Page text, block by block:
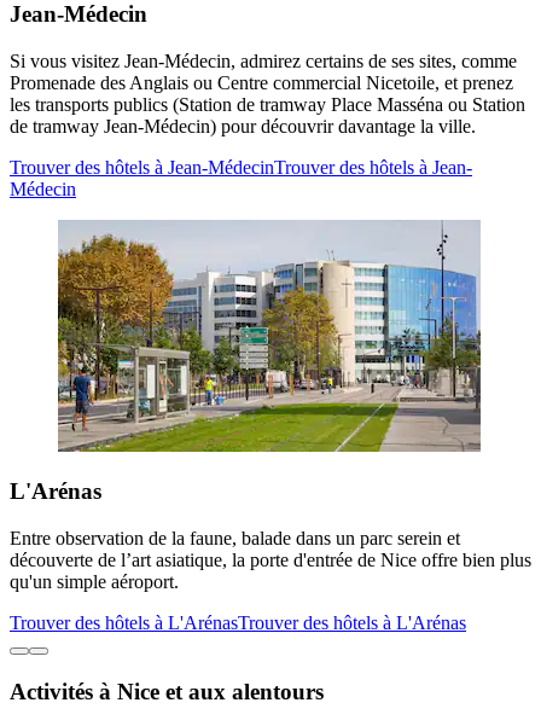
Jean-Médecin
Si vous visitez Jean-Médecin, admirez certains de ses sites, comme
Promenade des Anglais ou Centre commercial Nicetoile, et prenez
les transports publics (Station de tramway Place Masséna ou Station
de tramway Jean-Médecin) pour découvrir davantage la ville.
Trouver des hôtels à Jean-MédecinTrouver des hôtels à Jean-
Médecin
L'Arénas
Entre observation de la faune, balade dans un parc serein et
découverte de l’art asiatique, la porte d'entrée de Nice offre bien plus
qu'un simple aéroport.
Trouver des hôtels à L'ArénasTrouver des hôtels à L'Arénas
Activités à Nice et aux alentours